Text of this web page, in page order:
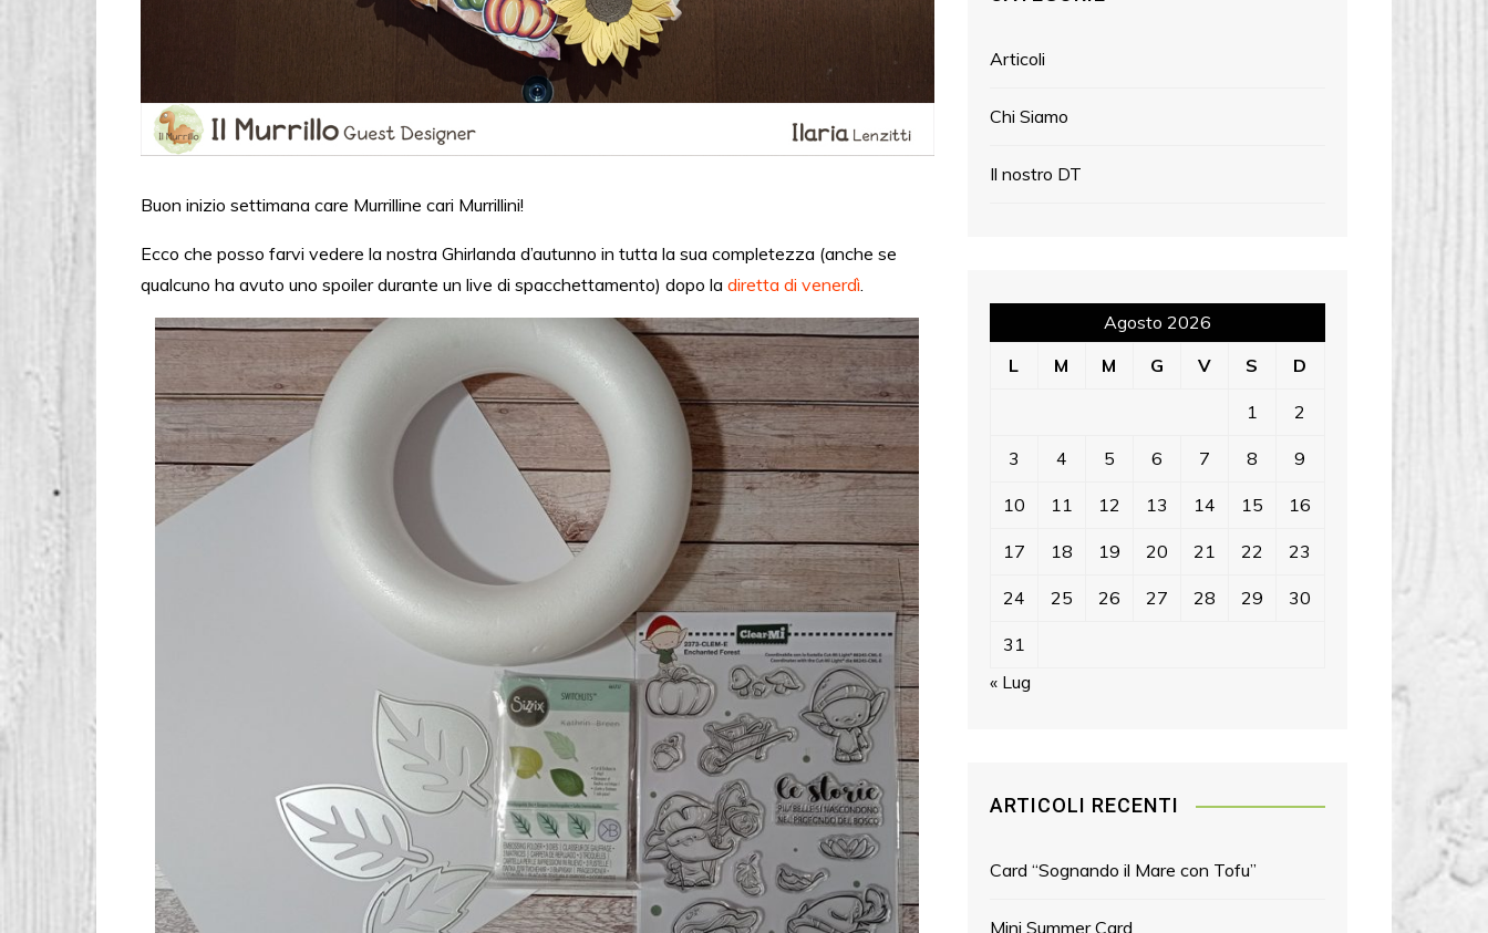
Buon inizio settimana care Murrilline cari Murrillini!
Ecco che posso farvi vedere la nostra Ghirlanda d’autunno in tutta la sua completezza (anche se
qualcuno ha avuto uno spoiler durante un live di spacchettamento) dopo la diretta di venerdì.
Articoli
Chi Siamo
Il nostro DT
Agosto 2026
L
M M G V S D
1 2
3 4 5 6 7 8 9
10 11 12 13 14 15 16
17 18 19 20 21 22 23
24 25 26 27 28 29 30
31
« Lug
ARTICOLI RECENTI
Card “Sognando il Mare con Tofu”
Mini Summer Card